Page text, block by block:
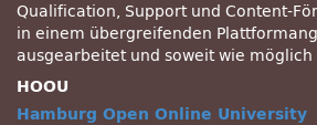
Qualification, Support und Content-
in einem übergreifenden
ausgearbeitet und soweit wie
HOOU
Hamburg Open Online University